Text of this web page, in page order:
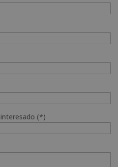
(*)